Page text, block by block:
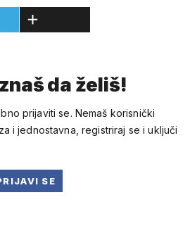
da želiš!
prijaviti se. Nemaš korisnički
i jednostavna, registriraj se i uključi
SE